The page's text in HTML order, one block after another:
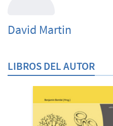
David Martin
LIBROS DEL AUTOR